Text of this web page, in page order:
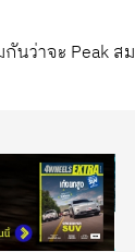
นว่าจะ Peak สม